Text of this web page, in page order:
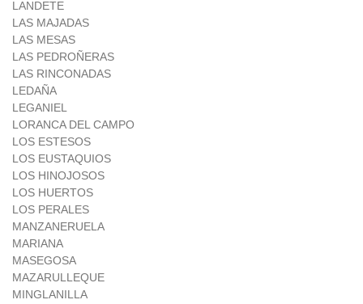
LANDETE
LAS MAJADAS
LAS MESAS
LAS PEDROÑERAS
LAS RINCONADAS
LEDAÑA
LEGANIEL
LORANCA DEL CAMPO
LOS ESTESOS
LOS EUSTAQUIOS
LOS HINOJOSOS
LOS HUERTOS
LOS PERALES
MANZANERUELA
MARIANA
MASEGOSA
MAZARULLEQUE
MINGLANILLA